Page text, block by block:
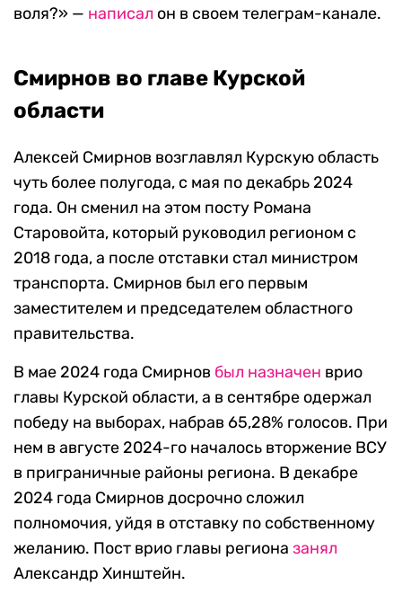
воля?» — написал он в своем телеграм-канале.
Смирнов во главе Курской
области
Алексей Смирнов возглавлял Курскую область
чуть более полугода, с мая по декабрь 2024
года. Он сменил на этом посту Романа
Старовойта, который руководил регионом с
2018 года, а после отставки стал министром
транспорта. Смирнов был его первым
заместителем и председателем областного
правительства.
В мае 2024 года Смирнов был назначен врио
главы Курской области, а в сентябре одержал
победу на выборах, набрав 65,28% голосов. При
нем в августе 2024-го началось вторжение ВСУ
в приграничные районы региона. В декабре
2024 года Смирнов досрочно сложил
полномочия, уйдя в отставку по собственному
желанию. Пост врио главы региона занял
Александр Хинштейн.